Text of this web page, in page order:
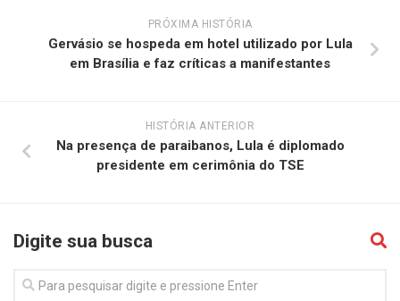
PRÓXIMA HISTÓRIA
Gervásio se hospeda em hotel utilizado por Lula
em Brasília e faz críticas a manifestantes
HISTÓRIA ANTERIOR
Na presença de paraibanos, Lula é diplomado
presidente em cerimônia do TSE
Digite sua busca